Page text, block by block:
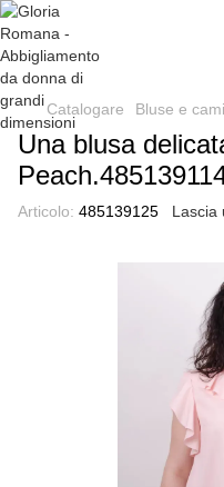
Catalogare Bluse e
Una blusa
Articolo: 485139125 Lascia